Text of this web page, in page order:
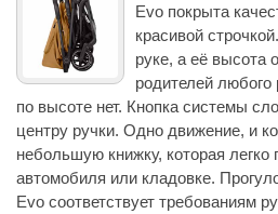
Evo покрыта
красивой
руке, а её высота
родителей любого
по высоте нет. Кнопка системы
центру ручки. Одно движение, и
небольшую книжку, которая легко
автомобиля или кладовке.
Evo соответствует требованиям